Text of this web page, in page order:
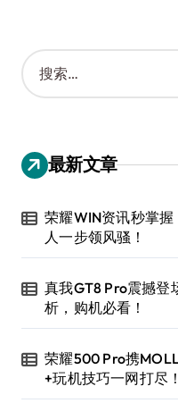
搜
索
：
最新文章
荣耀WIN资讯秒掌
人一步领风骚！
真我GT8 Pro震撼登
析，购机必看！
荣耀500 Pro携
+玩机技巧一网打尽！